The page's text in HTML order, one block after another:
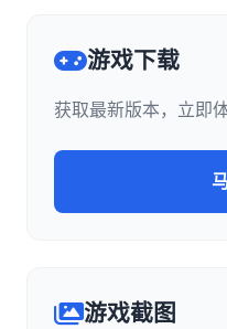
游戏下载
获取最新版本，立即
游戏截图